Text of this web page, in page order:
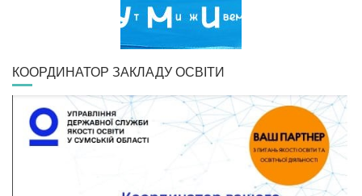
КООРДИНАТОР ЗАКЛАДУ ОСВІТИ